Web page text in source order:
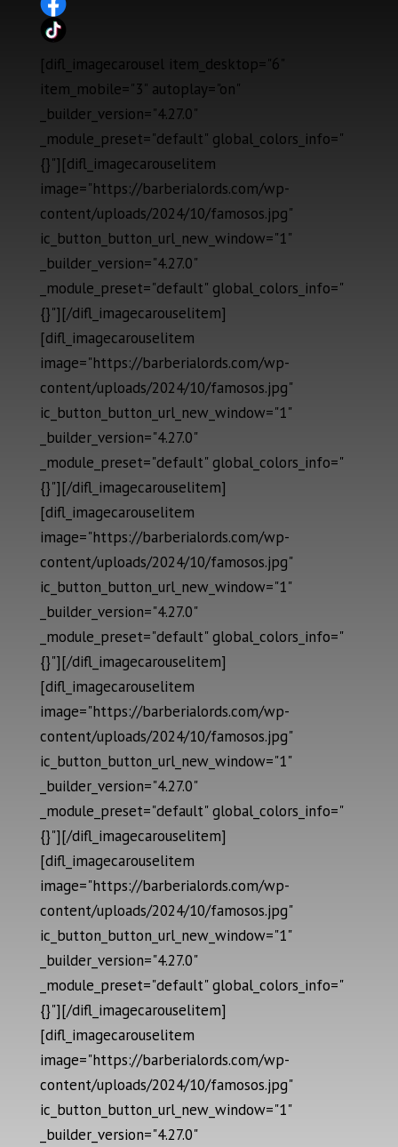
[difl_imagecarousel item_desktop="6"
item_mobile="3" autoplay="on"
_builder_version="4.27.0"
_module_preset="default" global_colors_info="
{}"][difl_imagecarouselitem
image="https://barberialords.com/wp-
content/uploads/2024/10/famosos.jpg"
ic_button_button_url_new_window="1"
_builder_version="4.27.0"
_module_preset="default" global_colors_info="
{}"][/difl_imagecarouselitem]
[difl_imagecarouselitem
image="https://barberialords.com/wp-
content/uploads/2024/10/famosos.jpg"
ic_button_button_url_new_window="1"
_builder_version="4.27.0"
_module_preset="default" global_colors_info="
{}"][/difl_imagecarouselitem]
[difl_imagecarouselitem
image="https://barberialords.com/wp-
content/uploads/2024/10/famosos.jpg"
ic_button_button_url_new_window="1"
_builder_version="4.27.0"
_module_preset="default" global_colors_info="
{}"][/difl_imagecarouselitem]
[difl_imagecarouselitem
image="https://barberialords.com/wp-
content/uploads/2024/10/famosos.jpg"
ic_button_button_url_new_window="1"
_builder_version="4.27.0"
_module_preset="default" global_colors_info="
{}"][/difl_imagecarouselitem]
[difl_imagecarouselitem
image="https://barberialords.com/wp-
content/uploads/2024/10/famosos.jpg"
ic_button_button_url_new_window="1"
_builder_version="4.27.0"
_module_preset="default" global_colors_info="
{}"][/difl_imagecarouselitem]
[difl_imagecarouselitem
image="https://barberialords.com/wp-
content/uploads/2024/10/famosos.jpg"
ic_button_button_url_new_window="1"
_builder_version="4.27.0"